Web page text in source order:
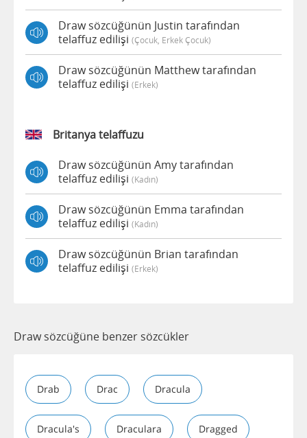
Draw sözcüğünün Justin tarafından
telaffuz edilişi (çocuk, Erkek Çocuk)
Draw sözcüğünün Matthew tarafından
telaffuz edilişi (erkek)
Britanya telaffuzu
Draw sözcüğünün Amy tarafından
telaffuz edilişi (kadın)
Draw sözcüğünün Emma tarafından
telaffuz edilişi (kadın)
Draw sözcüğünün Brian tarafından
telaffuz edilişi (erkek)
Draw sözcüğüne benzer sözcükler
Drab Drac Dracula
Dracula's Draculara Dragged